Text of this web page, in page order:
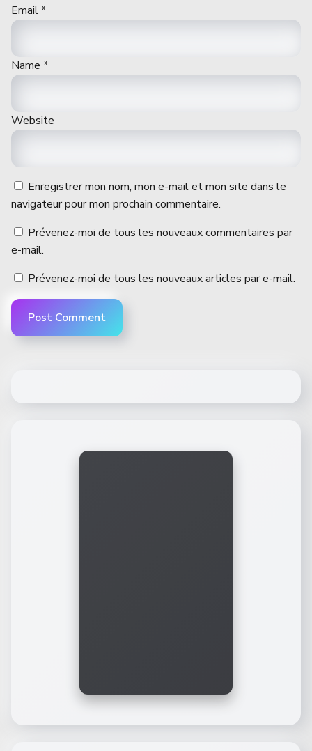
Email*
Name *
Website
Enregistrer mon nom, mon e-mail et mon site dans le
navigateur pour mon prochain commentaire.
Prévenez-moi de tous les nouveaux commentaires par
e-mail.
Prévenez-moi de tous les nouveaux articles par e-mail.